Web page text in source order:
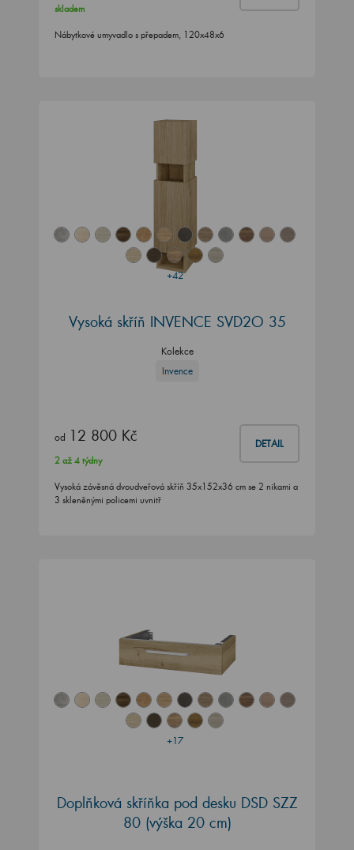
skladem
Nábytkové umyvadlo s přepadem, 120x48x6
+42
Vysoká skříň INVENCE SVD2O 35
Kolekce
Invence
od 12 800 Kč DETAIL
2 až 4 týdny
Vysoká závěsná dvoudveřová skříň 35x152x36 cm se 2 nikami a
3 skleněnými policemi uvnitř
+17
Doplňková skříňka pod desku DSD SZZ
80 (výška 20 cm)